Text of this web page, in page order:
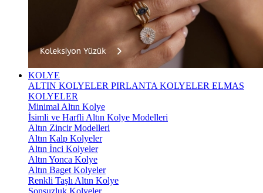
KOLYE
ALTIN KOLYELER PIRLANTA KOLYELER ELMAS
KOLYELER
Minimal Altın Kolye
İsimli ve Harfli Altın Kolye Modelleri
Altın Zincir Modelleri
Altın Kalp Kolyeler
Altın İnci Kolyeler
Altın Yonca Kolye
Altın Baget Kolyeler
Renkli Taşlı Altın Kolye
Sonsuzluk Kolyeler